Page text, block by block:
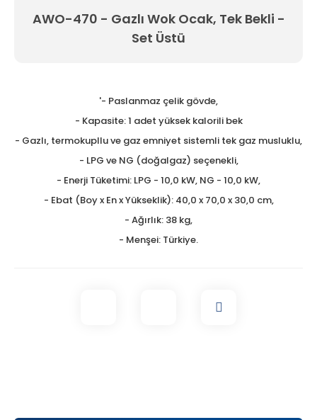
AWO-470 - Gazlı Wok Ocak, Tek Bekli -
Set Üstü
'- Paslanmaz çelik gövde,
- Kapasite: 1 adet yüksek kalorili bek
- Gazlı, termokupllu ve gaz emniyet sistemli tek gaz musluklu,
- LPG ve NG (doğalgaz) seçenekli,
- Enerji Tüketimi: LPG - 10,0 kW, NG - 10,0 kW,
- Ebat (Boy x En x Yükseklik): 40,0 x 70,0 x 30,0 cm,
- Ağırlık: 38 kg,
- Menşei: Türkiye.